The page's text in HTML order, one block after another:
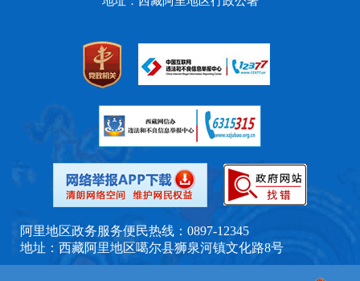
阿里地区政务服务便民热线：0897-12345
地址：西藏阿里地区噶尔县狮泉河镇文化路8号